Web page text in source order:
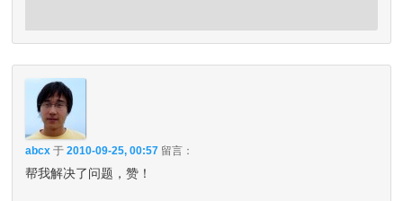
abcx 于2010-09-25, 00:57 留言：
帮我解决了问题，赞！